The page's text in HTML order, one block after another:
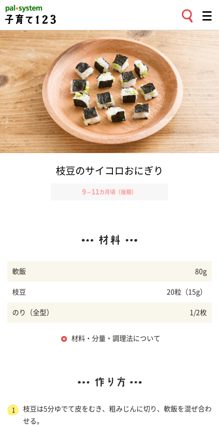
枝豆のサイコロおにぎり
9～ 11 カ月頃（後期）
軟飯 80g
枝豆 20粒（15g）
のり（全型） 1/2枚
材料・分量・調理法について
1
枝豆は5分ゆでて皮をむき、粗みじんに切り、軟飯を混ぜ合わ
せる。